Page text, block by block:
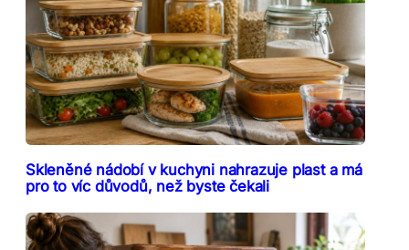
Skleněné nádobí v kuchyni nahrazuje plast a má
pro to víc důvodů, než byste čekali